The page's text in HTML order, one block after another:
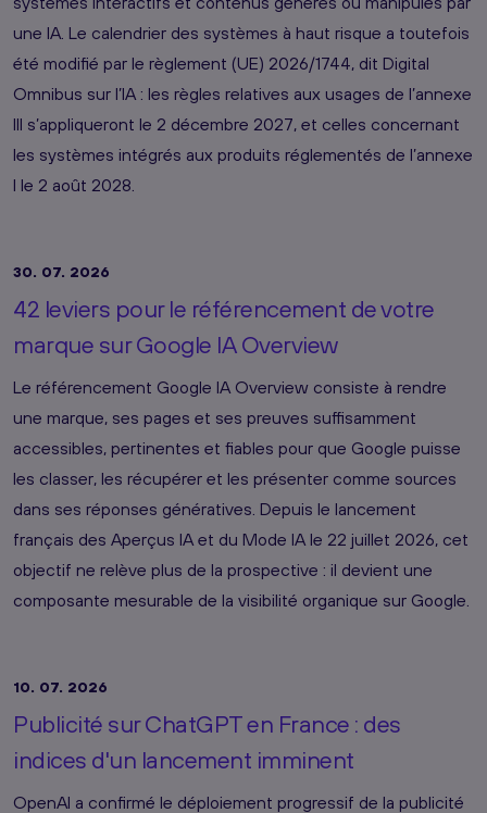
une IA. Le calendrier des systèmes à haut risque a toutefois
été modifié par le règlement (UE) 2026/1744, dit Digital
Omnibus sur l’IA : les règles relatives aux usages de l’annexe
III s’appliqueront le 2 décembre 2027, et celles concernant
les systèmes intégrés aux produits réglementés de l’annexe
I le 2 août 2028.
30. 07. 2026
42 leviers pour le référencement de votre
marque sur Google IA Overview
Le référencement Google IA Overview consiste à rendre
une marque, ses pages et ses preuves suffisamment
accessibles, pertinentes et fiables pour que Google puisse
les classer, les récupérer et les présenter comme sources
dans ses réponses génératives. Depuis le lancement
français des Aperçus IA et du Mode IA le 22 juillet 2026, cet
objectif ne relève plus de la prospective : il devient une
composante mesurable de la visibilité organique sur Google.
10. 07. 2026
Publicité sur ChatGPT en France : des
indices d'un lancement imminent
OpenAI a confirmé le déploiement progressif de la publicité